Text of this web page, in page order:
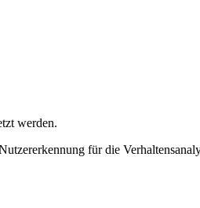
werden.
für die